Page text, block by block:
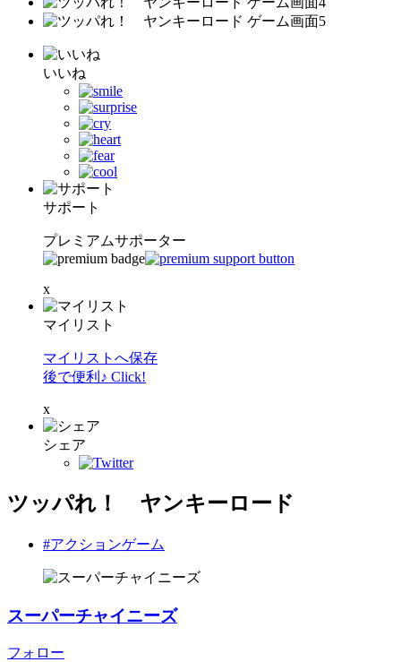
いいね
サポート
プレミアムサポーター
x
マイリスト
マイリストへ保存
後で便利♪ Click!
x
シェア
ツッパれ！ ヤンキーロード
#アクションゲーム
スーパーチャイニーズ
フォロー